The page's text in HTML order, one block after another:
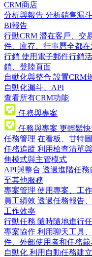
CRM商店
分析與報告 分析銷售漏
BI報告
行動CRM 潛在客戶、交
件、庫存、行事曆全都
行銷 使用電子郵件行銷
銷、登陸頁面
自動化與整合 設置CRM
自動化漏斗、API
查看所有CRM功能
任務與專案
任務與專案 更輕鬆
任務管理 在看板、甘特
任務追蹤 利用檢查清單
焦模式與主管模式
API與整合 透過進階任務
至其他服務
專案管理 使用專案、工
員工績效 透過任務報告
工作效率
行動任務 隨時隨地進行
專案協作 利用聊天工具
件、外部使用者和任務
自動化 利用自動任務建